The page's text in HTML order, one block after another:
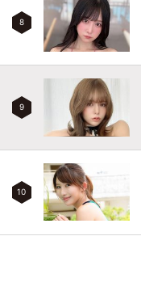
8
9
10